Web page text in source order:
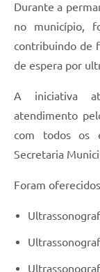
Durante a
no município,
contribuindo de
de espera por
A iniciativa
atendimento
com todos os
Secretaria
Foram